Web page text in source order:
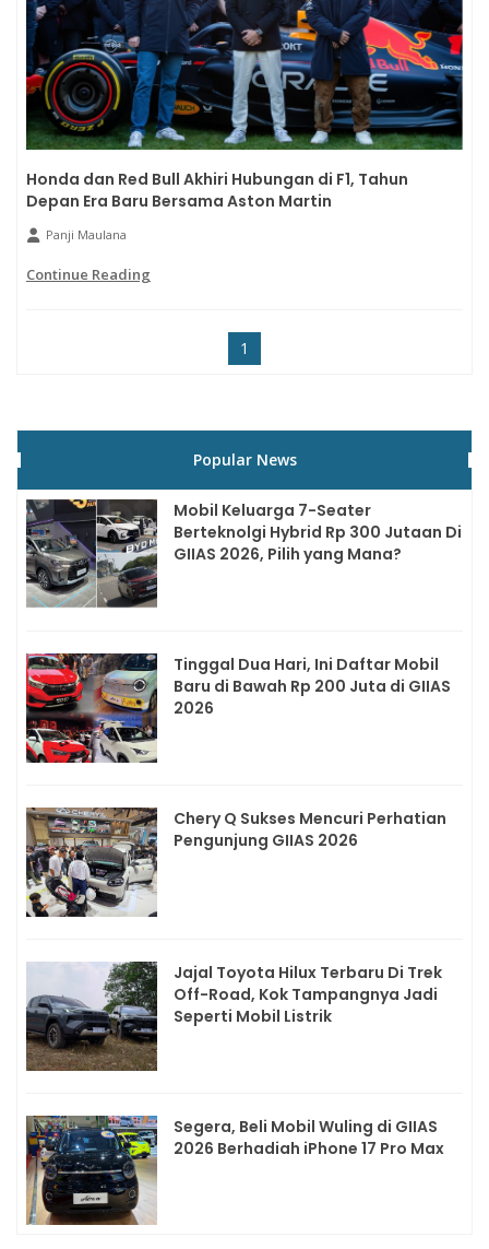
Honda dan Red Bull Akhiri Hubungan di F1, Tahun
Depan Era Baru Bersama Aston Martin
Panji Maulana
Continue Reading
1
Popular News
Mobil Keluarga 7-Seater
Berteknolgi Hybrid Rp 300 Jutaan Di
GIIAS 2026, Pilih yang Mana?
Tinggal Dua Hari, Ini Daftar Mobil
Baru di Bawah Rp 200 Juta di GIIAS
2026
Chery Q Sukses Mencuri Perhatian
Pengunjung GIIAS 2026
Jajal Toyota Hilux Terbaru Di Trek
Off-Road, Kok Tampangnya Jadi
Seperti Mobil Listrik
Segera, Beli Mobil Wuling di GIIAS
2026 Berhadiah iPhone 17 Pro Max